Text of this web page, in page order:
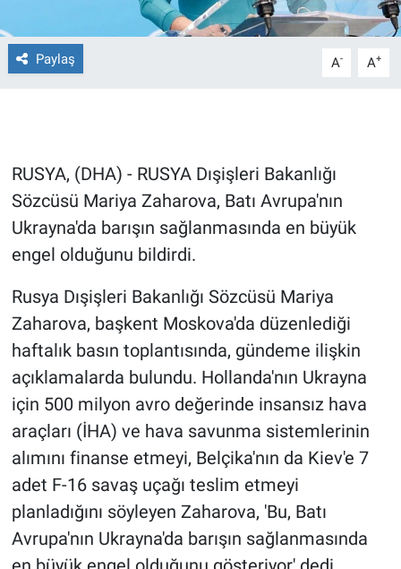
Paylaş A- A+
RUSYA, (DHA) - RUSYA Dışişleri Bakanlığı
Sözcüsü Mariya Zaharova, Batı Avrupa'nın
Ukrayna'da barışın sağlanmasında en büyük
engel olduğunu bildirdi.
Rusya Dışişleri Bakanlığı Sözcüsü Mariya
Zaharova, başkent Moskova'da düzenlediği
haftalık basın toplantısında, gündeme ilişkin
açıklamalarda bulundu. Hollanda'nın Ukrayna
için 500 milyon avro değerinde insansız hava
araçları (İHA) ve hava savunma sistemlerinin
alımını finanse etmeyi, Belçika'nın da Kiev'e 7
adet F-16 savaş uçağı teslim etmeyi
planladığını söyleyen Zaharova, 'Bu, Batı
Avrupa'nın Ukrayna'da barışın sağlanmasında
Gerçeğin İzinde
Gün Bitiyor
Gün Ortası
Gündem Özel
Günün görüntüsü
Haber
İlan
Kimdir
Koronavirüs
Kültür Sanat